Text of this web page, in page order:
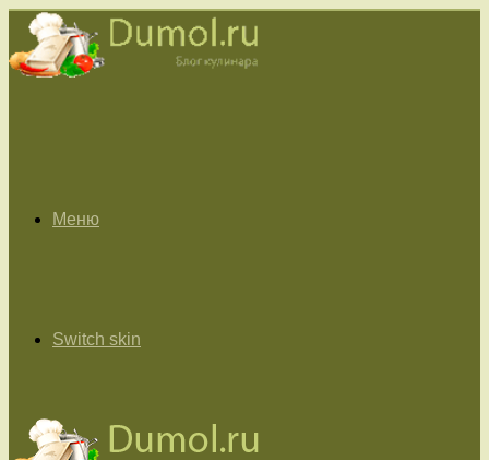
Меню
Switch skin